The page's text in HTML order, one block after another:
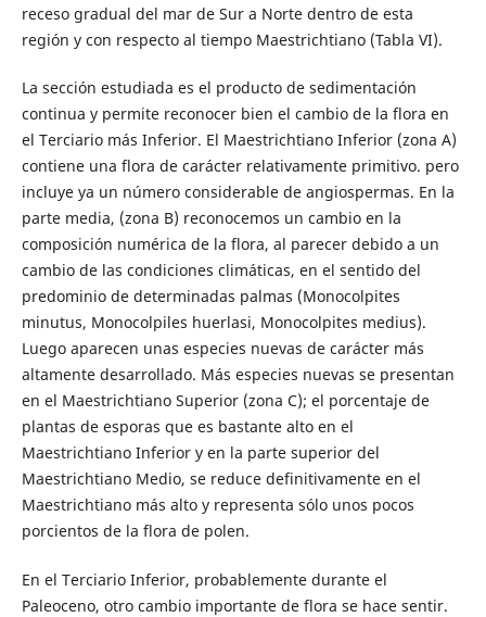
receso gradual del mar de Sur a Norte dentro de esta
región y con respecto al tiempo Maestrichtiano (Tabla VI).
La sección estudiada es el producto de sedimentación
continua y permite reconocer bien el cambio de la flora en
el Terciario más Inferior. El Maestrichtiano Inferior (zona A)
contiene una flora de carácter relativamente primitivo. pero
incluye ya un número considerable de angiospermas. En la
parte media, (zona B) reconocemos un cambio en la
composición numérica de la flora, al parecer debido a un
cambio de las condiciones climáticas, en el sentido del
predominio de determinadas palmas (Monocolpites
minutus, Monocolpiles huerlasi, Monocolpites medius).
Luego aparecen unas especies nuevas de carácter más
altamente desarrollado. Más especies nuevas se presentan
en el Maestrichtiano Superior (zona C); el porcentaje de
plantas de esporas que es bastante alto en el
Maestrichtiano Inferior y en la parte superior del
Maestrichtiano Medio, se reduce definitivamente en el
Maestrichtiano más alto y representa sólo unos pocos
porcientos de la flora de polen.
En el Terciario Inferior, probablemente durante el
Paleoceno, otro cambio importante de flora se hace sentir.